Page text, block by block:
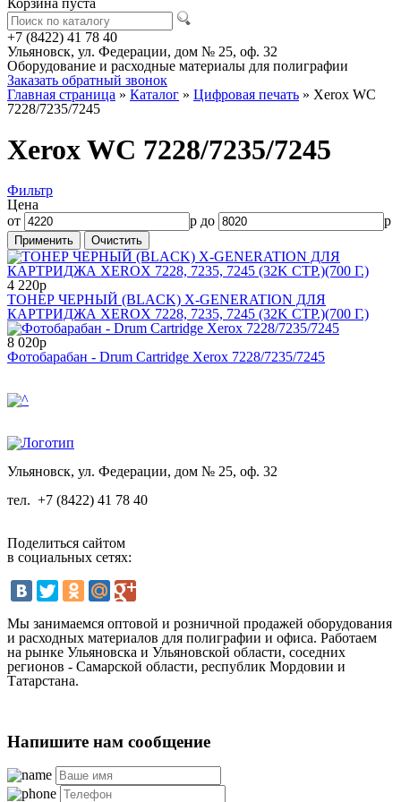
Корзина пуста
+7 (8422) 41 78 40
Ульяновск, ул. Федерации, дом № 25, оф. 32
Оборудование и расходные материалы для полиграфии
Заказать обратный звонок
Главная страница » Каталог » Цифровая печать » Xerox WC
7228/7235/7245
Xerox WC 7228/7235/7245
Фильтр
Цена
от
р до р
4 220р
ТОНЕР ЧЕРНЫЙ (BLACK) X-GENERATION ДЛЯ
КАРТРИДЖА XEROX 7228, 7235, 7245 (32K СТР.)(700 Г.)
8 020р
Фотобарабан - Drum Cartridge Xerox 7228/7235/7245
Ульяновск, ул. Федерации, дом № 25, оф. 32
тел. +7 (8422) 41 78 40
Поделиться сайтом
в социальных сетях:
Мы занимаемся оптовой и розничной продажей оборудования
и расходных материалов для полиграфии и офиса. Работаем
на рынке Ульяновска и Ульяновской области, соседних
регионов - Самарской области, республик Мордовии и
Татарстана.
Напишите нам сообщение